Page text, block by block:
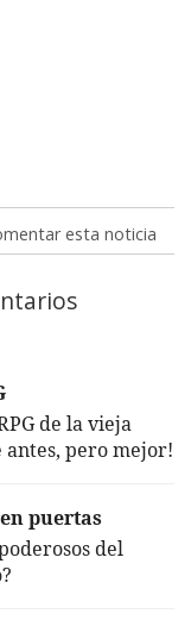
esta noticia
de la vieja
antes, pero mejor!
puertas
del